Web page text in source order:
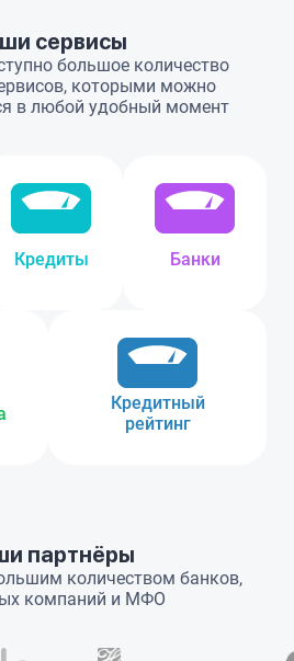
сервисы
большое количество
которыми можно
в любой удобный момент
Кредиты Банки
Кредитный
рейтинг
партнёры
количеством банков,
компаний и МФО